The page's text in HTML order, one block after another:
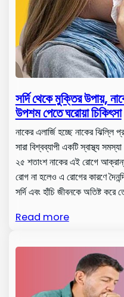
সর্দি থেকে মুক্তির উপায়,
উপশম পেতে ঘরোয়া চিকিৎসা
নাকের এলার্জি হচ্ছে নাকের ঝিল্লি
সারা বিশ্বব্যাপী একটি স্বাস্থ্য
২৫ শতাংশ নাকের এই রোগে
রোগ না হলেও এ রোগের কারণে
সর্দি এবং হাঁচি জীবনকে অতিষ্ট
Read more